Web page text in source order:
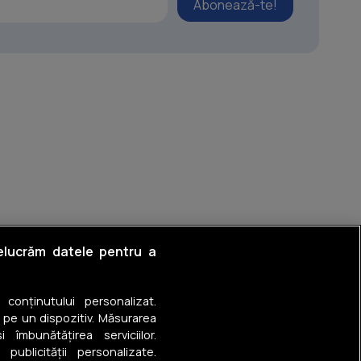
Abonează-te!
datele pentru a
personalizat.
un dispozitiv. Măsurarea
îmbunătățirea serviciilor.
personalizate.